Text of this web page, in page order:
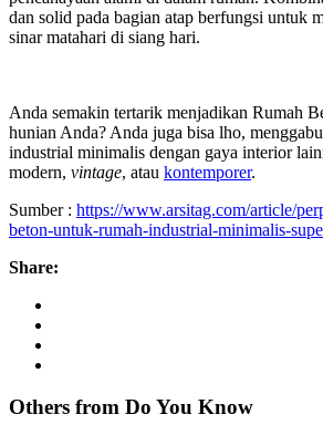
dan solid pada bagian atap berfungsi untuk
sinar matahari di siang hari.
Anda semakin tertarik menjadikan Rumah
hunian Anda? Anda juga bisa lho,
industrial minimalis dengan gaya interior
modern, vintage, atau kontemporer.
Sumber : https://www.arsitag.com/article/
beton-untuk-rumah-industrial-minimalis-
Share:
Others from Do You Know